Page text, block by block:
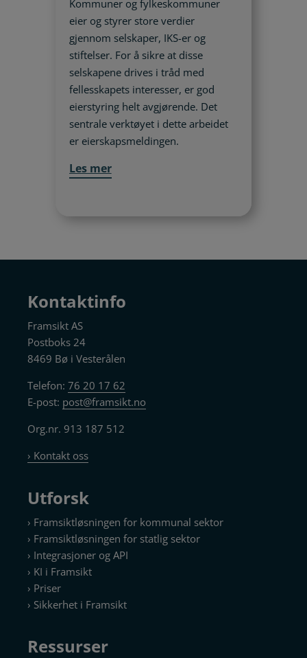
Kommuner og fylkeskommuner
eier og styrer store verdier
gjennom selskaper, IKS-er og
stiftelser. For å sikre at disse
selskapene drives i tråd med
fellesskapets interesser, er god
eierstyring helt avgjørende. Det
sentrale verktøyet i dette arbeidet
er eierskapsmeldingen.
Les mer
Kontaktinfo
Framsikt AS
Postboks 24
8469 Bø i Vesterålen
Telefon:76 20 17 62
E-post: post@framsikt.no
Org.nr. 913 187 512
› Kontakt oss
Utforsk
› Framsiktløsningen for kommunal sektor
› Framsiktløsningen for statlig sektor
› Integrasjoner og API
› KI i Framsikt
› Priser
› Sikkerhet i Framsikt
Ressurser